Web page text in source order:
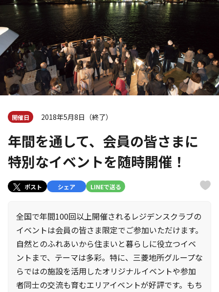
開催日 2018年5月8日（終了）
年間を通して、会員の皆さまに
特別なイベントを随時開催！
ポスト シェア LINEで送る
全国で年間100回以上開催されるレジデンスクラブの
イベントは会員の皆さま限定でご参加いただけます。
自然とのふれあいから住まいと暮らしに役立つイベ
ントまで、テーマは多彩。特に、三菱地所グループな
らではの施設を活用したオリジナルイベントや参加
者同士の交流も育むエリアイベントが好評です。もち